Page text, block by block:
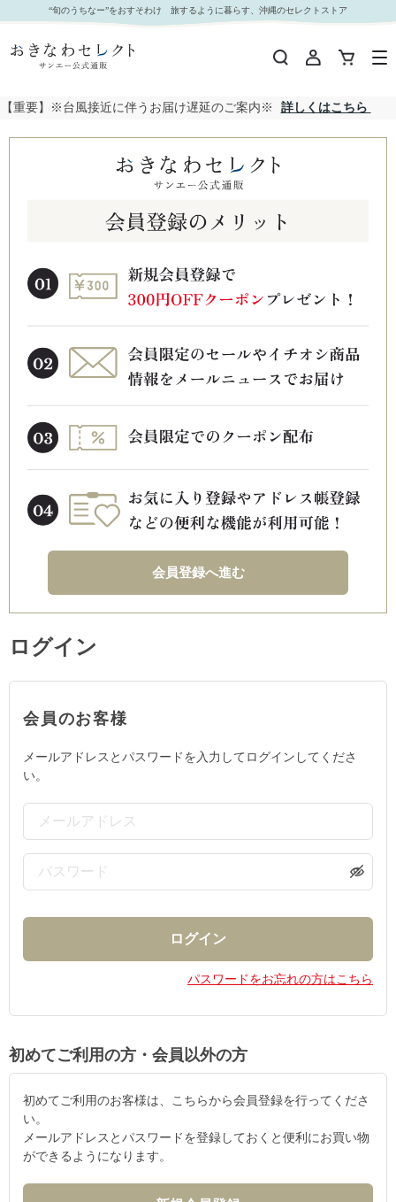
“旬のうちなー”をおすそわけ 旅するように暮らす、沖縄のセレクトストア
【重要】※台風接近に伴うお届け遅延のご案内※ 詳しくはこちら
会員登録へ進む
ログイン
会員のお客様
メールアドレスとパスワードを入力してログインしてくださ
い。
パスワードをお忘れの方はこちら
初めてご利用の方・会員以外の方
初めてご利用のお客様は、こちらから会員登録を行ってくださ
い。
メールアドレスとパスワードを登録しておくと便利にお買い物
ができるようになります。